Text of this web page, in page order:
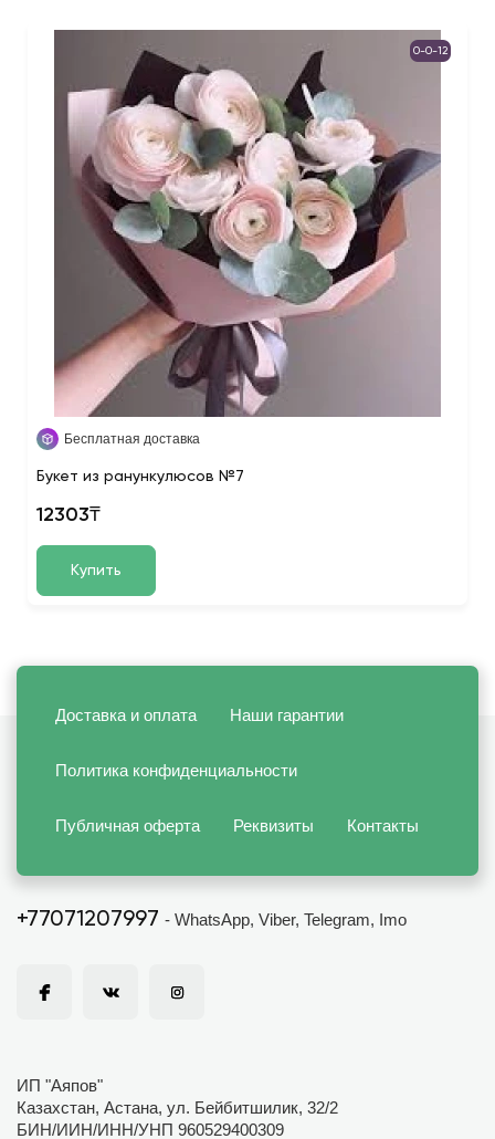
0-0-12
Бесплатная доставка
Букет из ранункулюсов №7
12303₸
Купить
Доставка и оплата Наши гарантии
Политика конфиденциальности
Публичная оферта Реквизиты Контакты
+77071207997 - WhatsApp, Viber, Telegram, Imo
ИП "Аяпов"
Казахстан, Астана, ул. Бейбитшилик, 32/2
БИН/ИИН/ИНН/УНП 960529400309